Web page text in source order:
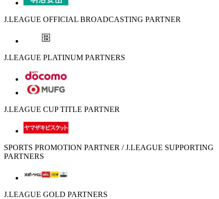
J.LEAGUE OFFICIAL BROADCASTING PARTNER
J.LEAGUE PLATINUM PARTNERS
J.LEAGUE CUP TITLE PARTNER
SPORTS PROMOTION PARTNER / J.LEAGUE SUPPORTING
PARTNERS
J.LEAGUE GOLD PARTNERS